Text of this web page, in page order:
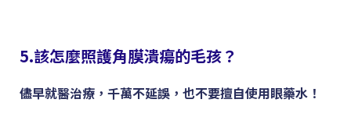
5.該怎麼照護角膜潰瘍的毛孩？
儘早就醫治療，千萬不延誤，也不要擅自使用眼藥水！